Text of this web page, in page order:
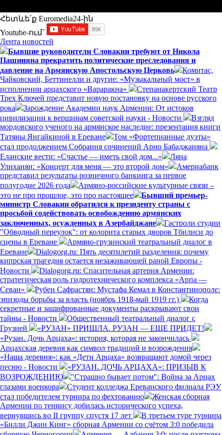
Հետևե՛ք Euromedia24-ին
Youtube-ում`
Лента новостей
Бывшие руководители Словакии требуют от Никола
Пашиняна прекратить политические преследования и
давление на Армянскую Апостольскую Церковь
Комитас,
Чайковский, Беттинелли и другие: «Музыкальный мост» в
исполнении арцахского «Вараракна»
Степанакертский Театр
Трех Ключей представит новую постановку на основе русского
рока
Зарождение Академии наук Армении: От истоков
цивилизации к вершинам советской науки - Новости
Взгляд
мордовского ученого на армянское наследие: презентация книги
Татяны Янгайкиной в Ереване
Том «Фортепианные дуэты»
стал продолжением Собрания сочинений Арно Бабаджаняна
Еланские вести: «Счастье — иметь свой дом...»
Ляна
Улиханян: «Концерт для меня — это второй дом»
Америабанк
представил результаты розничного банкинга за первое
полугодие 2026 года
Армяно-российские культурные связи –
это не про прошлое, это про настоящее
Бывший премьер-
министр Словакии обратился к президенту страны с
просьбой содействовать освобождению армянских
заключенных, осужденных в Азербайджане
Гастроли студии
"Обводный переулок": от колорита старых дворов Тбилиси до
сцены в Ереване
Армяно-грузинский театральный диалог в
Ереване
Dialogorg.ru: Пять десятилетий разделения: почему
кипрская трагедия остается незаживающей раной Европы -
Новости
Dialogorg.ru: Спасительная артерия Армении:
стратегическая роль гидротехнического комплекса «Арпа —
Севан»
Рубен Сафрастян: Мустафа Кемал в Константинополе:
эпизоды борьбы за власть (ноябрь 1918-май 1919 гг.)
Когда
секретные и зашифрованные документы раскрывают свои
тайны - Новости
Общественный театральный диалог с
Грузией
«РУЗАН» ПРИШЛА. РУЗАН — ЕЩЕ ПРИДЕТ!
«Рузан. Дочь Арцаха»: история, которая не закончилась
Арцахская деревня как символ традиций и возрождения
«Наша деревня»: как «Дети Арцаха» возвращают домой через
песню - Новости
«РУЗАН. ДОЧЬ АРЦАХА»: ПРИЗЫВ К
ВОЗРОЖДЕНИЮ
"Страшно бывает потом": Война за Арцах
глазами военкора
Студент колледжа Ереванского филиала РЭУ
стал победителем турнира по фехтованию
Женская сборная
Армении по теннису добилась исторического успеха,
вернувшись во II группу спустя 17 лет
В третьем туре турнира
«Билли Джин Кинг» сборная Армении со счётом 3:0 победила